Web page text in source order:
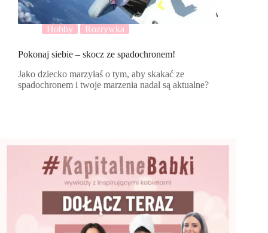
Hobby Rozrywka
Pokonaj siebie – skocz ze spadochronem!
Jako dziecko marzyłaś o tym, aby skakać ze
spadochronem i twoje marzenia nadal są aktualne?